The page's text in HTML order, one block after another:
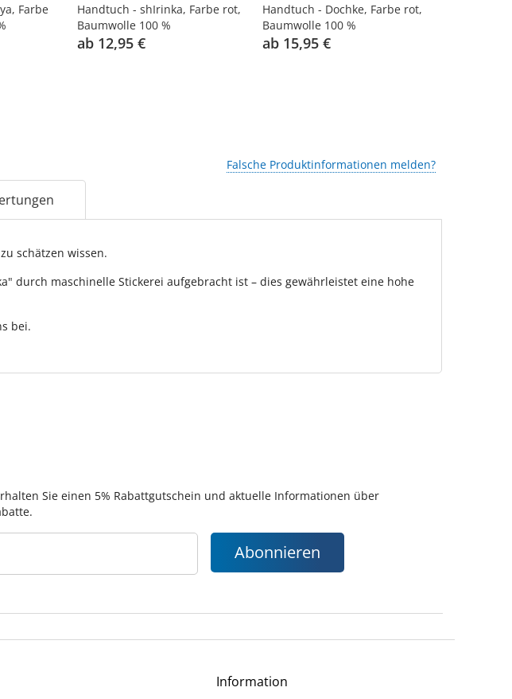
Farbe
Handtuch - shIrinka, Farbe rot,
Baumwolle 100 %
ab 12,95 €
Handtuch - Dochke, Farbe rot,
Baumwolle 100 %
ab 15,95 €
Falsche Produktinformationen melden?
schätzen wissen.
durch maschinelle Stickerei aufgebracht ist – dies gewährleistet eine hohe
bei.
Sie einen 5% Rabattgutschein und aktuelle Informationen über
Abonnieren
Information